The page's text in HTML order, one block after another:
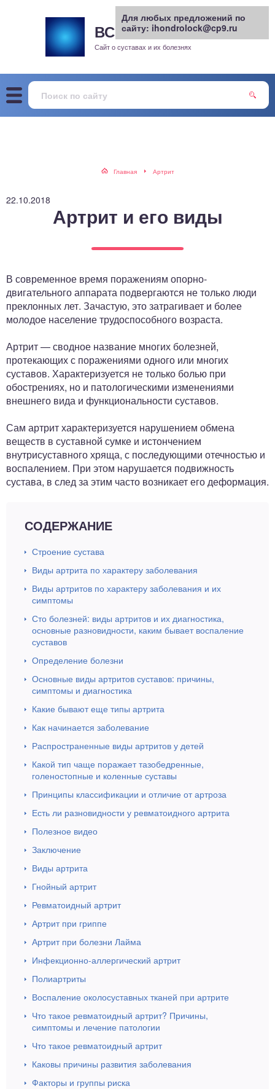
ВСЕ О СУСТАВАХ.РУ
Сайт о суставах и их болезнях
Главная Артрит
22.10.2018
Артрит и его виды
В современное время поражениям опорно-
двигательного аппарата подвергаются не только люди
преклонных лет. Зачастую, это затрагивает и более
молодое население трудоспособного возраста.
Артрит — сводное название многих болезней,
протекающих с поражениями одного или многих
суставов. Характеризуется не только болью при
обострениях, но и патологическими изменениями
внешнего вида и функциональности суставов.
Сам артрит характеризуется нарушением обмена
веществ в суставной сумке и истончением
внутрисуставного хряща, с последующими отечностью и
воспалением. При этом нарушается подвижность
сустава, в след за этим часто возникает его деформация.
СОДЕРЖАНИЕ
Строение сустава
Виды артрита по характеру заболевания
Виды артритов по характеру заболевания и их
симптомы
Сто болезней: виды артритов и их диагностика,
основные разновидности, каким бывает воспаление
суставов
Определение болезни
Основные виды артритов суставов: причины,
симптомы и диагностика
Какие бывают еще типы артрита
Как начинается заболевание
Распространенные виды артритов у детей
Какой тип чаще поражает тазобедренные,
голеностопные и коленные суставы
Принципы классификации и отличие от артроза
Есть ли разновидности у ревматоидного артрита
Полезное видео
Заключение
Виды артрита
Гнойный артрит
Ревматоидный артрит
Артрит при гриппе
Артрит при болезни Лайма
Инфекционно-аллергический артрит
Полиартриты
Воспаление околосуставных тканей при артрите
Что такое ревматоидный артрит? Причины,
симптомы и лечение патологии
Что такое ревматоидный артрит
Каковы причины развития заболевания
Факторы и группы риска
Для любых предложений по
сайту: ihondrolock@cp9.ru
сустав
отдел